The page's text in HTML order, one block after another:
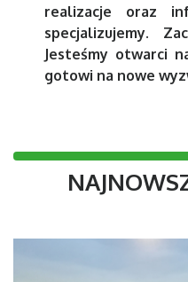
realizacje oraz
specjalizujemy.
Jesteśmy otwarci
gotowi na nowe